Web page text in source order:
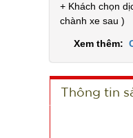
+ Khách chọn
chành xe sau )
Xem thêm:
Thông tin